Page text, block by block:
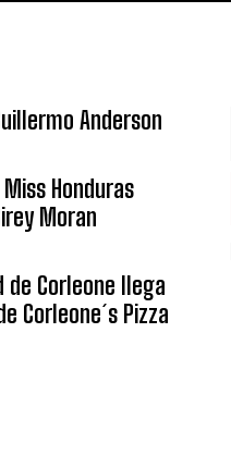
Anderson
Honduras
Moran
de Corleone llega
Corleone´s Pizza